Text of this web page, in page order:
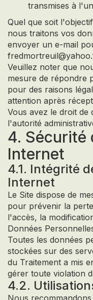
transmises à
Quel que soit
nous traitons vos
envoyer un e-mail
Veuillez noter que
mesure de répondre
pour des raisons
attention après
Vous avez le droit de
l'autorité
4. Sécurité
Internet
4.1. Intégrité
Internet
Le Site dispose de
pour prévenir la
l'accès, la
Données
Toutes les données
stockées sur des
du Traitement a mis
gérer toute violation
4.2.
Nous